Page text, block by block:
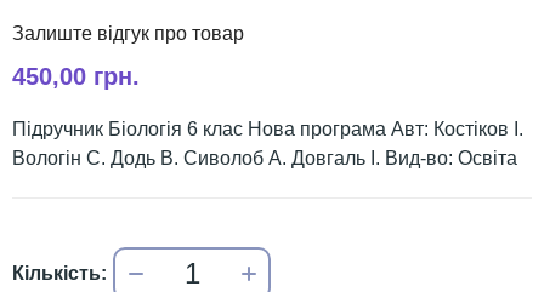
450,00 грн.
Підручник Біологія 6 клас Нова програма Авт: Костіков І.
Вологін С. Додь В. Сиволоб А. Довгаль І. Вид-во: Освіта